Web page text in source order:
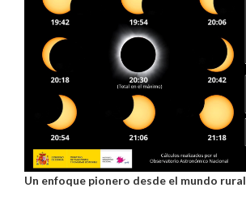
Un enfoque pionero desde el mundo rural